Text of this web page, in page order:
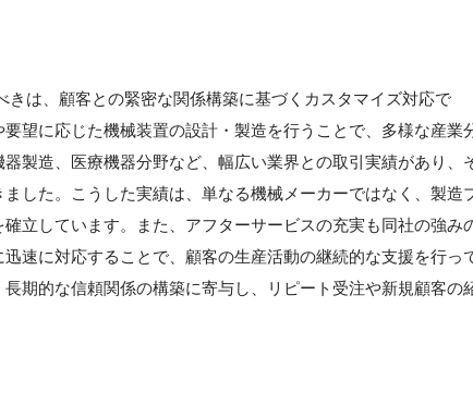
は、顧客との緊密な関係構築に基づくカスタマイズ対応で
望に応じた機械装置の設計・製造を行うことで、多様な産業
製造、医療機器分野など、幅広い業界との取引実績があり、
した。こうした実績は、単なる機械メーカーではなく、製造
立しています。また、アフターサービスの充実も同社の強み
速に対応することで、顧客の生産活動の継続的な支援を行っ
期的な信頼関係の構築に寄与し、リピート受注や新規顧客の